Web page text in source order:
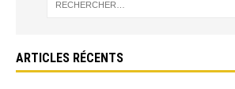
ARTICLES RÉCENTS